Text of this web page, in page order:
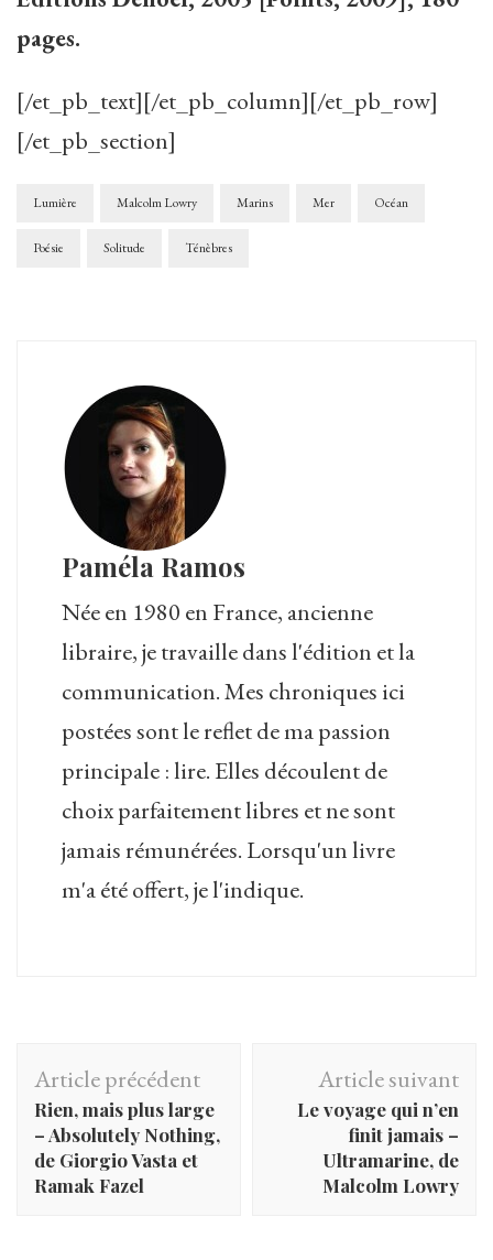
pages.
[/et_pb_text][/et_pb_column][/et_pb_row]
[/et_pb_section]
Lumière Malcolm Lowry Marins Mer Océan
Poésie Solitude Ténèbres
Paméla Ramos
Née en 1980 en France, ancienne
libraire, je travaille dans l'édition et la
communication. Mes chroniques ici
postées sont le reflet de ma passion
principale : lire. Elles découlent de
choix parfaitement libres et ne sont
jamais rémunérées. Lorsqu'un livre
m'a été offert, je l'indique.
Navigation
d'article
Article précédent
Rien, mais plus large
– Absolutely Nothing,
de Giorgio Vasta et
Ramak Fazel
Article suivant
Le voyage qui n’en
finit jamais –
Ultramarine, de
Malcolm Lowry